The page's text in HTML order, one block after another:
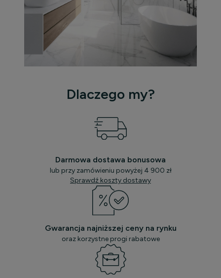
Dlaczego my?
Darmowa dostawa bonusowa
lub przy zamówieniu powyżej 4 900 zł
Sprawdź koszty dostawy
Gwarancja najniższej ceny na rynku
oraz korzystne progi rabatowe